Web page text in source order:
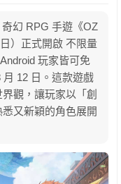
幻 RPG 手遊《OZ
）正式開啟 不限量
玩家皆可免
12 日。這款遊戲
觀，讓玩家以「創
又新穎的角色展開